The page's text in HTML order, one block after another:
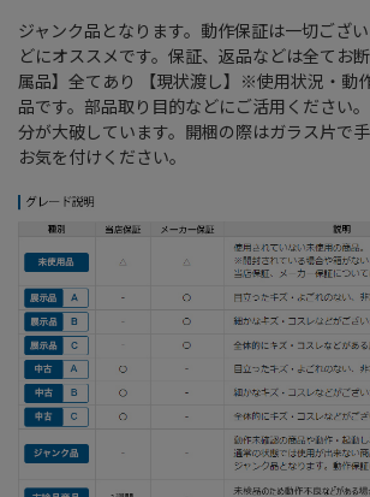
ジャンク品となります。動作保証は一切ござ
どにオススメです。保証、返品などは全てお
属品】全てあり 【現状渡し】※使用状況・動
品です。部品取り目的などにご活用ください
分が大破しています。開梱の際はガラス片で
お気を付けください。